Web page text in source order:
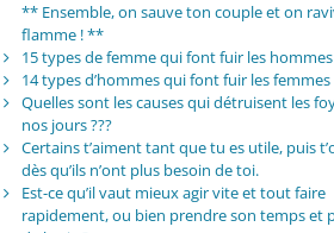
** Ensemble, on sauve ton couple et on
flamme ! **
15 types de femme qui font fuir les hommes
14 types d’hommes qui font fuir les femmes
Quelles sont les causes qui détruisent les
nos jours ???
Certains t’aiment tant que tu es utile, puis
dès qu’ils n’ont plus besoin de toi.
Est-ce qu’il vaut mieux agir vite et tout faire
rapidement, ou bien prendre son temps et